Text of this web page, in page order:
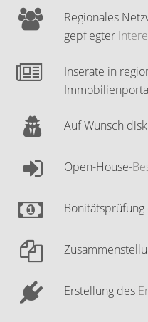
Regionales
gepflegter
Inserate in
Auf Wunsch
Open-House-
Erstellung des